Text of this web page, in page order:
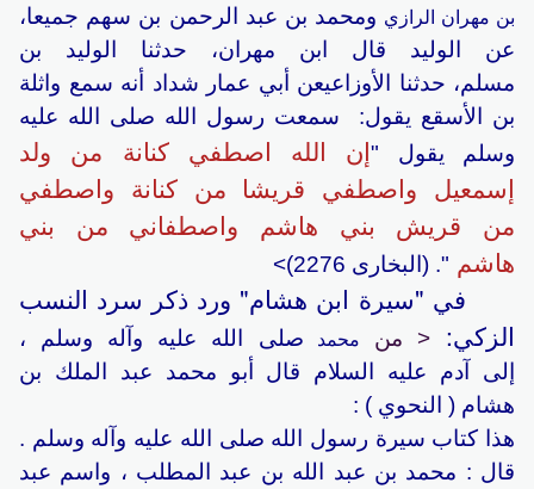
بن مهران الرازي ومحمد بن عبد الرحمن بن سهم جميعا،
عن
الوليد قال ابن مهران، حدثنا
الوليد بن
مسلم، حدثنا الأوزاعيعن أبي عمار شداد أنه سمع واثلة
بن الأسقع يقول: سمعت رسول الله صلى الله عليه
وسلم يقول "إن الله اصطفيكنانة من ولد
إسمعيل واصطفي قريشا منكنانة واصطفي
من قريش بني هاشم واصطفاني من بني
هاشم ". (البخارى 2276)>
في "سيرة ابن هشام" ورد ذكر سرد النسب
الزكي:
< من محمد صلى الله عليه وآله وسلم ،
إلى
آدم عليه السلام قال
أبو محمد عبد الملك بن
هشام ( النحوي ) :
هذا كتاب سيرة رسول الله صلى الله عليه وآله وسلم .
قال : محمد بن عبد الله بن عبد المطلب ، واسم عبد